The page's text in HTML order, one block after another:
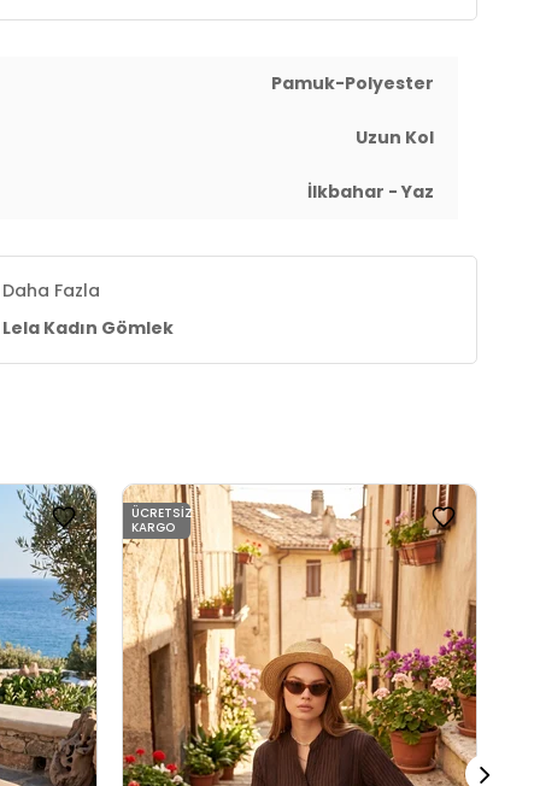
Pamuk-Polyester
Uzun Kol
İlkbahar - Yaz
Daha Fazla
Lela Kadın Gömlek
ÜCRETSIZ
KARGO